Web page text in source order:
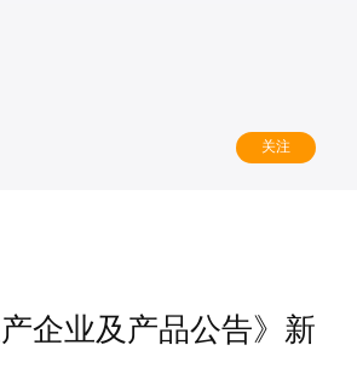
关注
企业及产品公告》新